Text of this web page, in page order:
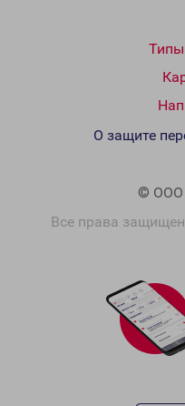
Типы
© ООО
Все права
О защите